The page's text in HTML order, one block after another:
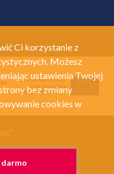
Ci korzystanie z
Możesz
ustawienia Twojej
bez zmiany
cookies w